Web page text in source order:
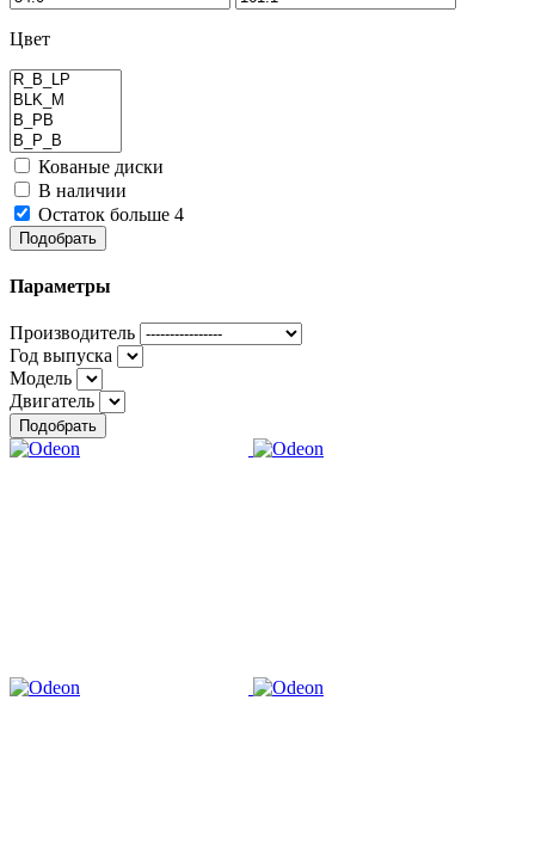
Цвет
Кованые диски
В наличии
Остаток больше 4
Подобрать
Параметры
Производитель
Год выпуска
Модель
Двигатель
Подобрать